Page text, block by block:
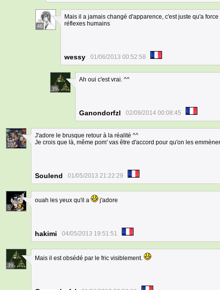
46
Mais il a jamais changé d'apparence, c'est juste qu'a
réflexes humains
wessy 01/06/2013 00:52:58
39
Ah oui c'est vrai. ^^
Ganondorfzl 02/09/2014 00:08:45
10
J'adore le brusque retour à la réalité ^^
Je crois que là, même pom' vas être d'accord pour qu'on les
Soulend 01/05/2013 21:22:29
5
ouah les yeux qu'il a j'adore
hakimi 04/05/2013 19:51:51
39
Mais il est obsédé par le fric visiblement.